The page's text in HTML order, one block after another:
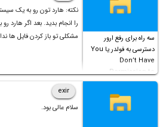
سه راه برای رفع ارور
دسترسی به فولدر یا You
Don’t Have
Permission to
Access this folder
مشکلی تو باز کردن فایل ها
exir
سلام عالی بود.